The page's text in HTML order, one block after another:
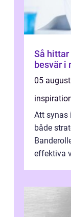
Så
besvär i
05
Att synas
både
effektiva